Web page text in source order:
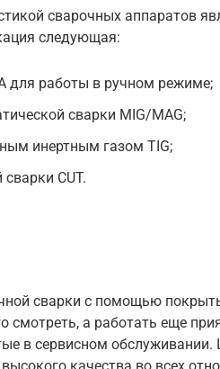
сварочных аппаратов
следующая:
для работы в ручном режиме;
сварки MIG/MAG;
инертным газом TIG;
CUT.
сварки с помощью
смотреть, а работать еще
в сервисном